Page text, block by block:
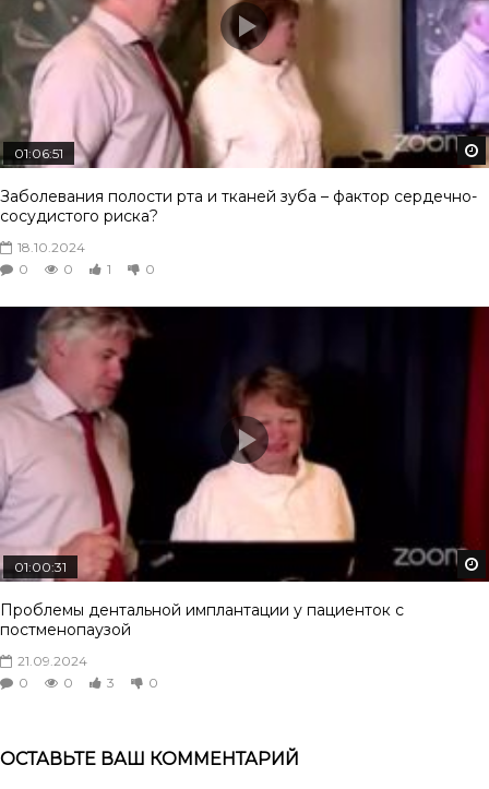
01:06:51
Заболевания полости рта и тканей зуба – фактор сердечно-
сосудистого риска?
18.10.2024
0
0 1 0
01:00:31
Проблемы дентальной имплантации у пациенток с
постменопаузой
21.09.2024
0
0 3 0
ОСТАВЬТЕ ВАШ КОММЕНТАРИЙ